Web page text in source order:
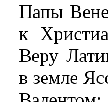
Папы
к
Веру
в земле